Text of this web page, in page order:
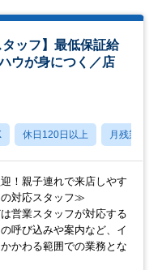
ッフ】最低保証給
ウが身につく／店
休日120日以上 月残業20
！親子連れで来店しやす
対応スタッフ≫
は営業スタッフが対応する
呼び込みや案内など、イ
かわる範囲での業務とな